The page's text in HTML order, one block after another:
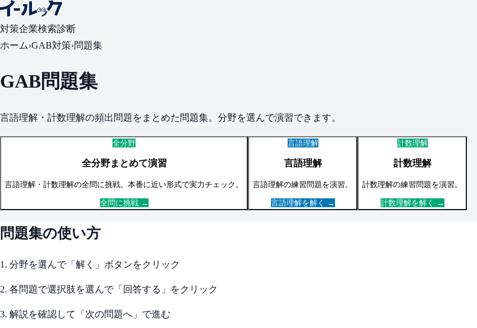
対策企業検索診断
ホーム›GAB対策›問題集
GAB問題集
言語理解・計数理解の頻出問題をまとめた問題集。分野を選んで演習できます。
全分野
全分野まとめて演習
言語理解・計数理解の全問に挑戦。本番に近い形式で実力チェック。
全問に挑戦 →
言語理解
言語理解
言語理解の練習問題を演習。
言語理解を解く →
計数理解
計数理解
計数理解の練習問題を演習。
計数理解を解く →
問題集の使い方
1. 分野を選んで「解く」ボタンをクリック
2. 各問題で選択肢を選んで「回答する」をクリック
3. 解説を確認して「次の問題へ」で進む